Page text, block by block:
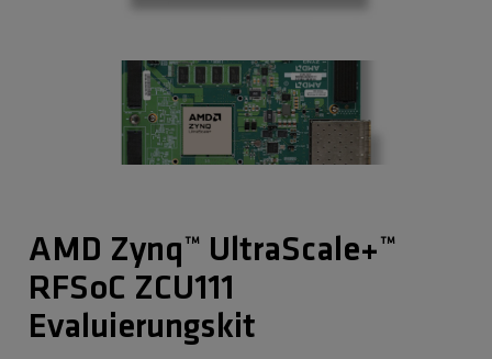
AMD Zynq™ UltraScale+™
RFSoC ZCU111
Evaluierungskit